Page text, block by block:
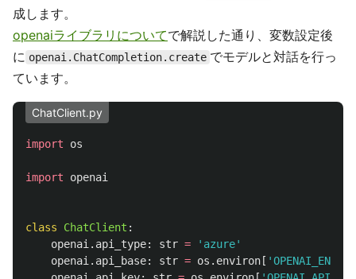
成します。
openaiライブラリについてで解説した通り、変数設定後
に openai.ChatCompletion.create でモデルと対話を行っ
ています。
ChatClient.py
import os
import openai
class ChatClient :
openai . api_type: str = ' azure'
openai . api_base: str = os . environ[ '